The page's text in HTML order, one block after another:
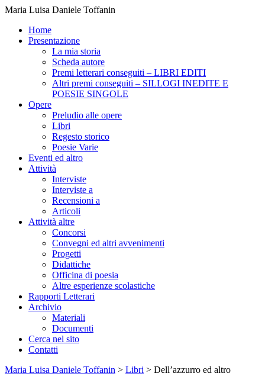
Maria Luisa Daniele Toffanin
Home
Presentazione
La mia storia
Scheda autore
Premi letterari conseguiti – LIBRI EDITI
Altri premi conseguiti – SILLOGI INEDITE E
POESIE SINGOLE
Opere
Preludio alle opere
Libri
Regesto storico
Poesie Varie
Eventi ed altro
Attività
Interviste
Interviste a
Recensioni a
Articoli
Attività altre
Concorsi
Convegni ed altri avvenimenti
Progetti
Didattiche
Officina di poesia
Altre esperienze scolastiche
Rapporti Letterari
Archivio
Materiali
Documenti
Cerca nel sito
Contatti
Maria Luisa Daniele Toffanin > Libri > Dell’azzurro ed altro